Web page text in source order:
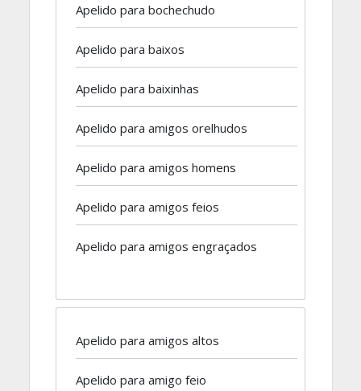
Apelido para bochechudo
Apelido para baixos
Apelido para baixinhas
Apelido para amigos orelhudos
Apelido para amigos homens
Apelido para amigos feios
Apelido para amigos engraçados
Apelido para amigos altos
Apelido para amigo feio